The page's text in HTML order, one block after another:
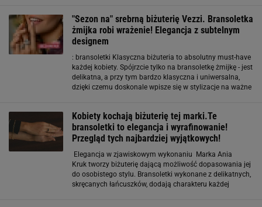
"Sezon na" srebrną biżuterię Vezzi. Bransoletka
żmijka robi wrażenie! Elegancja z subtelnym
designem
: bransoletki Klasyczna biżuteria to absolutny must-have
każdej kobiety. Spójrzcie tylko na bransoletkę żmijkę - jest
delikatna, a przy tym bardzo klasyczna i uniwersalna,
dzięki czemu doskonale wpisze się w stylizacje na ważne
Kobiety kochają biżuterię tej marki.Te
bransoletki to elegancja i wyrafinowanie!
Przegląd tych najbardziej wyjątkowych!
Elegancja w zjawiskowym wykonaniu Marka Ania
Kruk tworzy biżuterię dającą możliwość dopasowania jej
do osobistego stylu. Bransoletki wykonane z delikatnych,
skręcanych łańcuszków, dodają charakteru każdej